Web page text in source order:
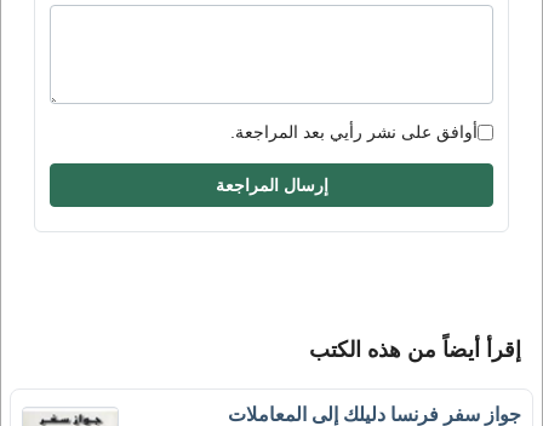
أوافق على نشر رأيي بعد المراجعة.
إرسال المراجعة
إقرأ أيضاً من هذه الكتب
جواز سفر فرنسا دليلك إلى المعاملات